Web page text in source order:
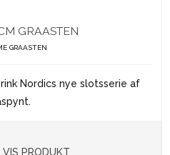
GRAASTEN
GRAASTEN
Nordics nye slotsserie af
VIS PRODUKT